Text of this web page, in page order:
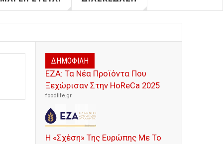
ΔΗΜΟΦΙΛΗ
ΕΖΑ: Τα Νέα Προϊόντα Που
Ξεχώρισαν Στην HoReCa 2025
foodlife.gr
Η «Σχέση» Της Ευρώπης Με Το